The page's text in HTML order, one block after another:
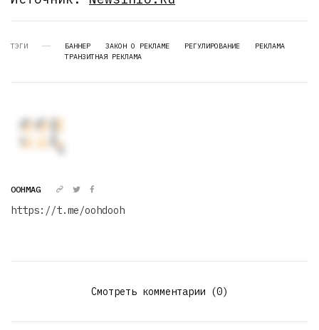
ТЭГИ БАННЕР ЗАКОН О РЕКЛАМЕ РЕГУЛИРОВАНИЕ
РЕКЛАМА
ТРАНЗИТНАЯ РЕКЛАМА
OOHMAG
https://t.me/oohdooh
Смотреть комментарии (0)